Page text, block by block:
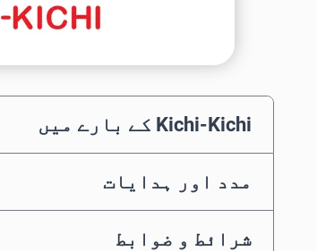
Kichi-Kichi کے بارے میں
مدد اور ہدایات
شرائط و ضوابط